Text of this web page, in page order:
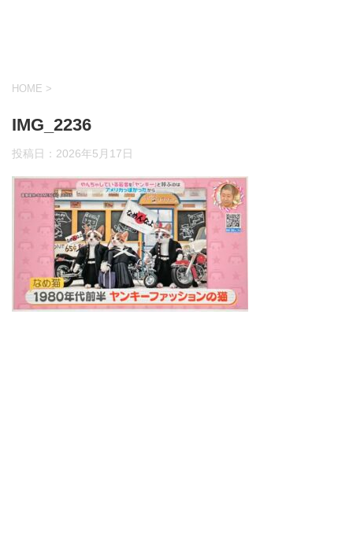
HOME >
IMG_2236
投稿日： 2026年5月17日